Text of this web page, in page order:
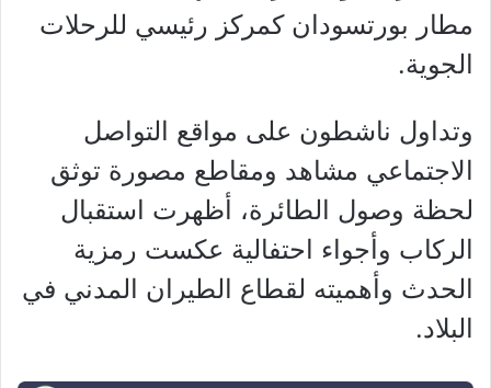
مطار بورتسودان كمركز رئيسي للرحلات
الجوية.
وتداول ناشطون على مواقع التواصل
الاجتماعي مشاهد ومقاطع مصورة توثق
لحظة وصول الطائرة، أظهرت استقبال
الركاب وأجواء احتفالية عكست رمزية
الحدث وأهميته لقطاع الطيران المدني في
البلاد.